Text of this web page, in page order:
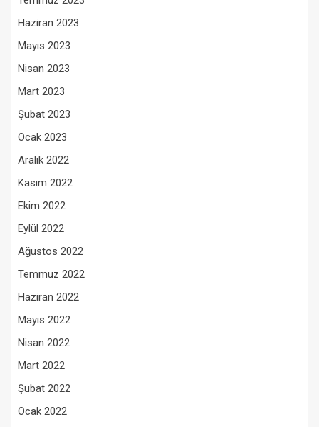
Haziran 2023
Mayıs 2023
Nisan 2023
Mart 2023
Şubat 2023
Ocak 2023
Aralık 2022
Kasım 2022
Ekim 2022
Eylül 2022
Ağustos 2022
Temmuz 2022
Haziran 2022
Mayıs 2022
Nisan 2022
Mart 2022
Şubat 2022
Ocak 2022